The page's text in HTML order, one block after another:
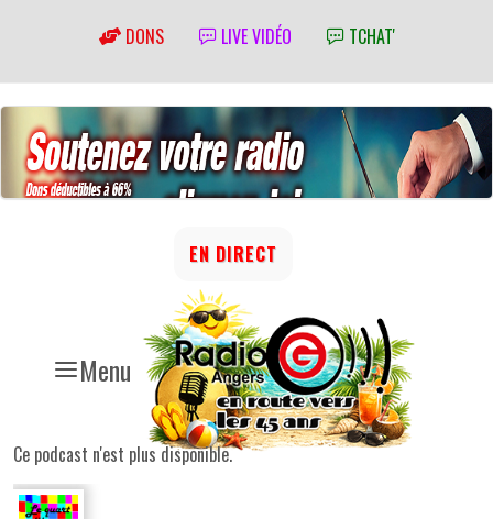
DONS LIVE VIDÉO TCHAT'
Menu
EN DIRECT
Ce podcast n'est plus disponible.